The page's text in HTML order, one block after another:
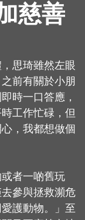
慈善
思琦雖然左眼
前有關於小朋
時一口答應，
工作忙碌，但
，我都想做個
者一啲舊玩
參與拯救瀕危
護動物。」至